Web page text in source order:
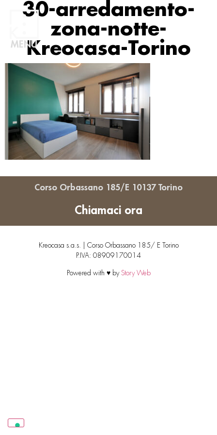
MENU
30-arredamento-
zona-notte-
Kreocasa-Torino
Corso Orbassano 185/E 10137 Torino
Chiamaci ora
Kreocasa s.a.s. | Corso Orbassano 185/ E Torino
P.IVA: 08909170014
Powered with ♥ by Story Web